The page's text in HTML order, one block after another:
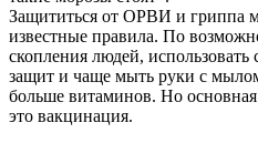
Защититься от ОРВИ и гриппа
известные правила. По
скопления людей, использовать
защит и чаще мыть руки с
больше витаминов. Но
это вакцинация.